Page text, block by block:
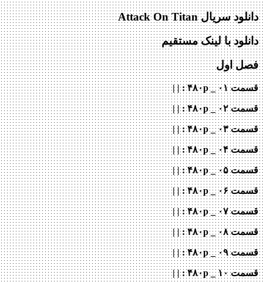
دانلود سریال Attack On Titan
دانلود با لینک مستقیم
فصل اول
قسمت ۰۱ _ ۴۸۰p : | |
قسمت ۰۲ _ ۴۸۰p : | |
قسمت ۰۳ _ ۴۸۰p : | |
قسمت ۰۴ _ ۴۸۰p : | |
قسمت ۰۵ _ ۴۸۰p : | |
قسمت ۰۶ _ ۴۸۰p : | |
قسمت ۰۷ _ ۴۸۰p : | |
قسمت ۰۸ _ ۴۸۰p : | |
قسمت ۰۹ _ ۴۸۰p : | |
قسمت ۱۰ _ ۴۸۰p : | |